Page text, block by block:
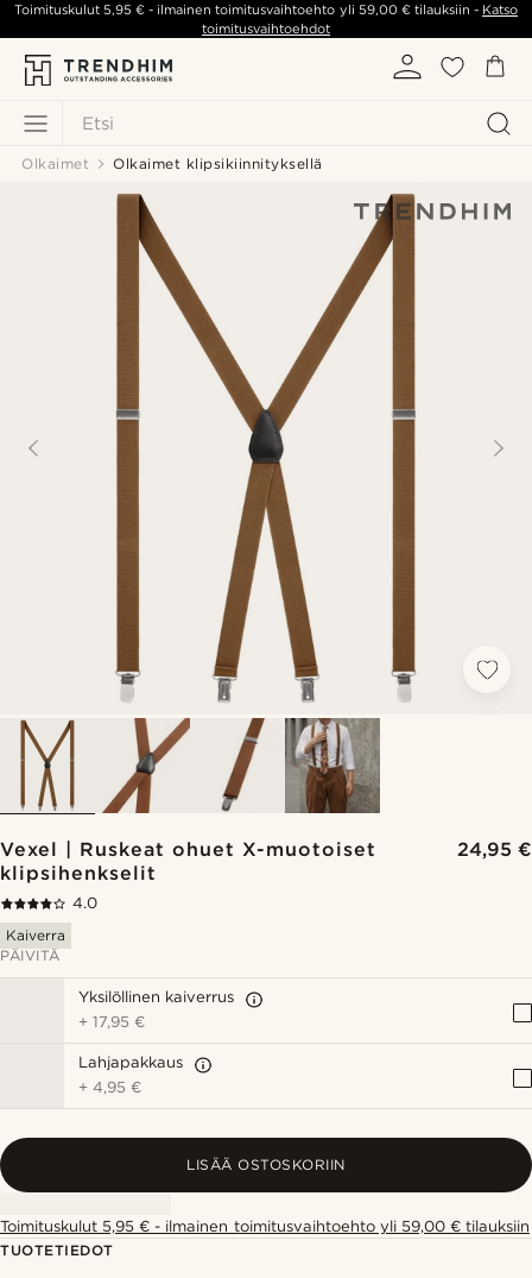
Etsi
Toimituskulut5,95 € - ilmainen toimitusvaihtoehto yli 59,00 €tilauksiin - Katso
toimitusvaihtoehdot
Olkaimet Olkaimet klipsikiinnityksellä
Vexel | Ruskeat ohuet X-muotoiset
klipsihenkselit
24,95 €
4.0
Kaiverra
PÄIVITÄ
Yksilöllinen kaiverrus
+17,95 €
Lahjapakkaus
+4,95 €
LISÄÄ OSTOSKORIIN
Toimituskulut 5,95 € - ilmainen toimitusvaihtoehto yli 59,00 € tilauksiin
TUOTETIEDOT